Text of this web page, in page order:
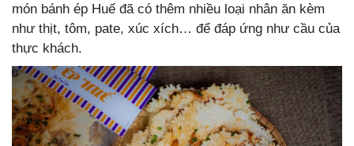
món bánh ép Huế đã có thêm nhiều loại nhân ăn kèm
như thịt, tôm, pate, xúc xích… để đáp ứng như cầu của
thực khách.